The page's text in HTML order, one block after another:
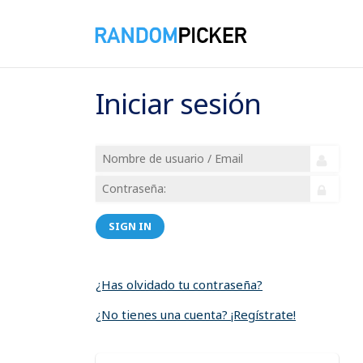
Iniciar sesión
SIGN IN
¿Has olvidado tu contraseña?
¿No tienes una cuenta? ¡Regístrate!